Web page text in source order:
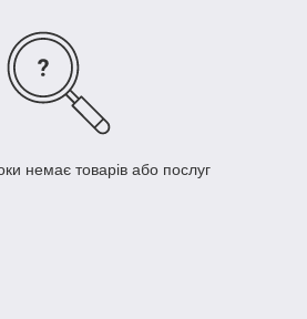
немає товарів або послуг